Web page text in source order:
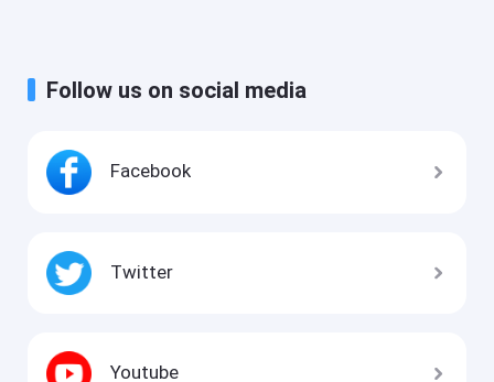
Follow us on social media
Facebook
Twitter
Youtube